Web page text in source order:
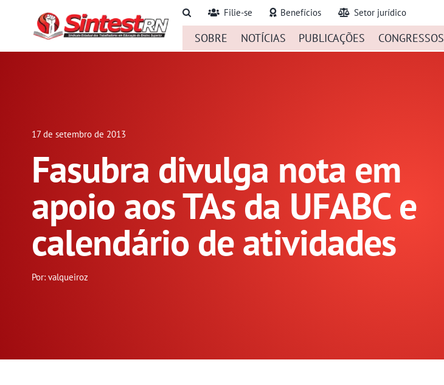
Filie-se Benefícios Setor jurídico
SOBRE NOTÍCIAS PUBLICAÇÕES CONGRESSOS
17 de setembro de 2013
Fasubra divulga nota em
apoio aos TAs da UFABC e
calendário de atividades
Por: valqueiroz